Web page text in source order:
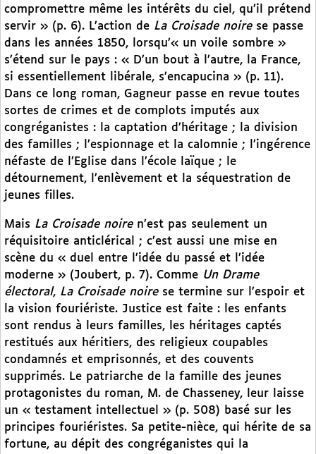
compromettre même les intérêts du ciel, qu’il prétend
servir » (p. 6). L’action de La Croisade noirese passe
dans les années 1850, lorsqu’« un voile sombre »
s’étend sur le pays : « D’un bout à l’autre, la France,
si essentiellement libérale, s’encapucina » (p. 11).
Dans ce long roman, Gagneur passe en revue toutes
sortes de crimes et de complots imputés aux
congréganistes : la captation d’héritage ; la division
des familles ; l’espionnage et la calomnie ; l’ingérence
néfaste de l’Eglise dans l’école laïque ; le
détournement, l’enlèvement et la séquestration de
jeunes filles.
Mais La Croisade noire n’est pas seulement un
réquisitoire anticlérical ; c’est aussi une mise en
scène du « duel entre l’idée du passé et l’idée
moderne » (Joubert, p. 7). Comme Un Drame
électoral, La Croisade noire se termine sur l’espoir et
la vision fouriériste. Justice est faite : les enfants
sont rendus à leurs familles, les héritages captés
restitués aux héritiers, des religieux coupables
condamnés et emprisonnés, et des couvents
supprimés. Le patriarche de la famille des jeunes
protagonistes du roman, M. de Chasseney, leur laisse
un « testament intellectuel » (p. 508) basé sur les
principes fouriéristes. Sa petite-nièce, qui hérite de sa
fortune, au dépit des congréganistes qui la